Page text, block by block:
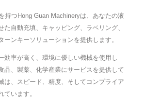
持つHong Guan Machineryは、あなたの液
た自動充填、キャッピング、ラベリング、
ーンキーソリューションを提供します。
効率が高く、環境に優しい機械を使用し
品、製薬、化学産業にサービスを提供して
は、スピード、精度、そしてコンプライア
ています。